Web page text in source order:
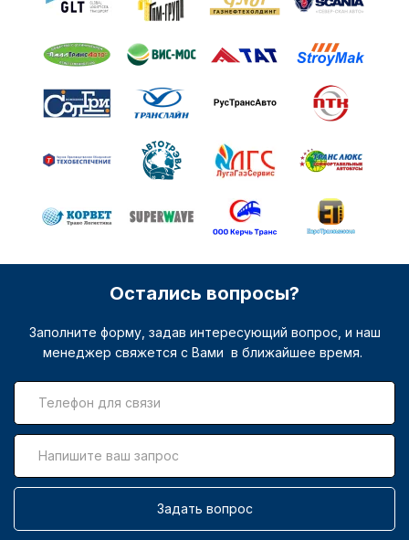
Остались вопросы?
Заполните форму, задав интересующий вопрос, и наш
менеджер свяжется с Вами в ближайшее время.
Задать вопрос